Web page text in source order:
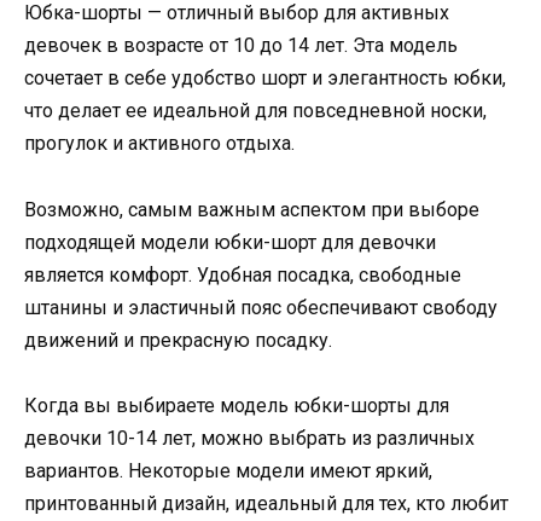
Юбка-шорты — отличный выбор для активных
девочек в возрасте от 10 до 14 лет. Эта модель
сочетает в себе удобство шорт и элегантность юбки,
что делает ее идеальной для повседневной носки,
прогулок и активного отдыха.
Возможно, самым важным аспектом при выборе
подходящей модели юбки-шорт для девочки
является комфорт. Удобная посадка, свободные
штанины и эластичный пояс обеспечивают свободу
движений и прекрасную посадку.
Когда вы выбираете модель юбки-шорты для
девочки 10-14 лет, можно выбрать из различных
вариантов. Некоторые модели имеют яркий,
принтованный дизайн, идеальный для тех, кто любит